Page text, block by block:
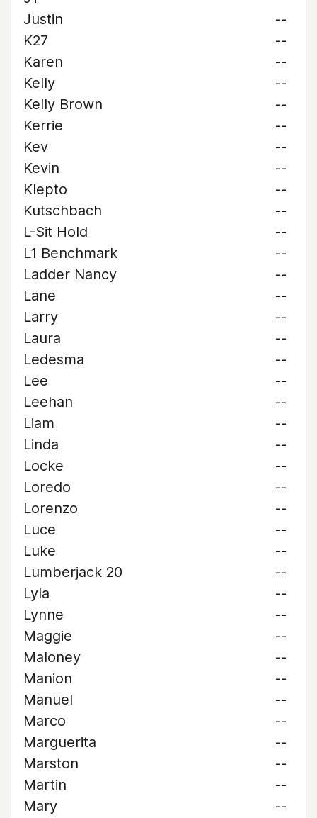
Justin
--
K27
--
Karen
--
Kelly
--
Kelly Brown
--
Kerrie
--
Kev
--
Kevin
--
Klepto
--
Kutschbach
--
L-Sit Hold
--
L1 Benchmark
--
Ladder Nancy
--
Lane
--
Larry
--
Laura
--
Ledesma
--
Lee
--
Leehan
--
Liam
--
Linda
--
Locke
--
Loredo
--
Lorenzo
--
Luce
--
Luke
--
Lumberjack 20
--
Lyla
--
Lynne
--
Maggie
--
Maloney
--
Manion
--
Manuel
--
Marco
--
Marguerita
--
Marston
--
Martin
--
Mary
--